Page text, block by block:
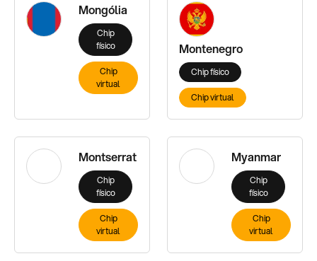
Mongólia
Chip
físico
Chip
virtual
Montenegro
Chip físico
Chip virtual
Montserrat
Chip
físico
Chip
virtual
Myanmar
Chip
físico
Chip
virtual